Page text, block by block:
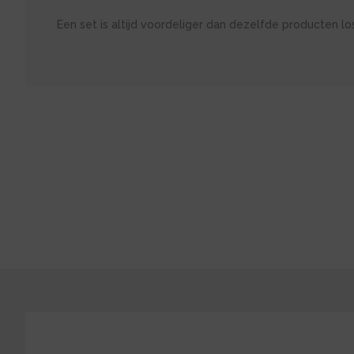
Een set is altijd voordeliger dan dezelfde producten